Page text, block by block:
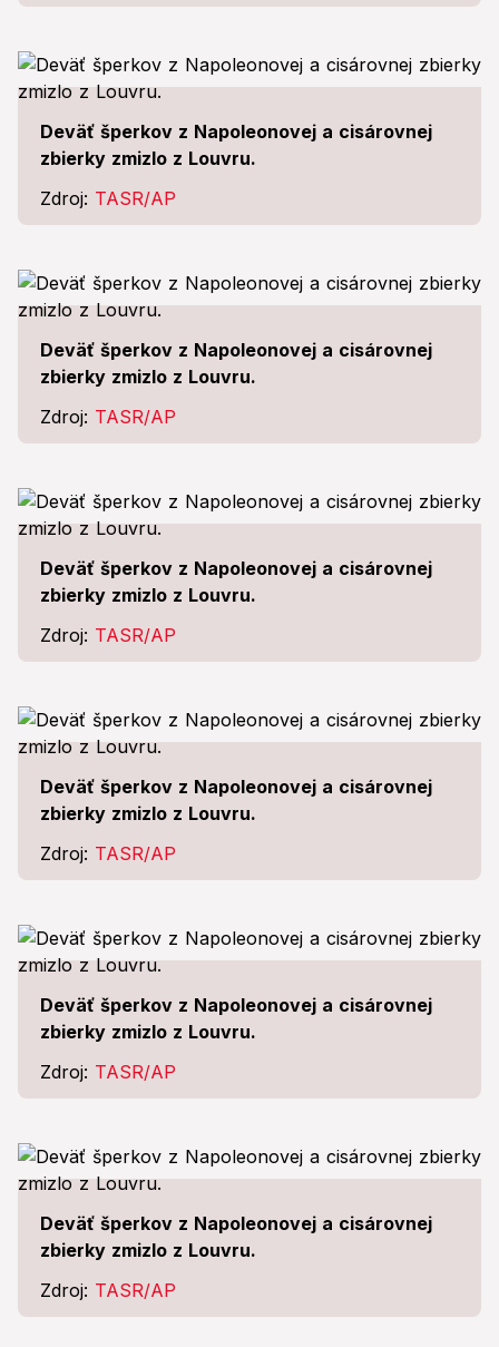
Deväť šperkov z Napoleonovej a cisárovnej
zbierky zmizlo z Louvru.
Zdroj: TASR/AP
Deväť šperkov z Napoleonovej a cisárovnej
zbierky zmizlo z Louvru.
Zdroj: TASR/AP
Deväť šperkov z Napoleonovej a cisárovnej
zbierky zmizlo z Louvru.
Zdroj: TASR/AP
Deväť šperkov z Napoleonovej a cisárovnej
zbierky zmizlo z Louvru.
Zdroj: TASR/AP
Deväť šperkov z Napoleonovej a cisárovnej
zbierky zmizlo z Louvru.
Zdroj: TASR/AP
Deväť šperkov z Napoleonovej a cisárovnej
zbierky zmizlo z Louvru.
Zdroj: TASR/AP